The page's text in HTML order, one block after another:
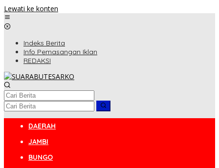
Lewati ke konten
Indeks Berita
Info Pemasangan Iklan
REDAKSI
DAERAH
JAMBI
BUNGO